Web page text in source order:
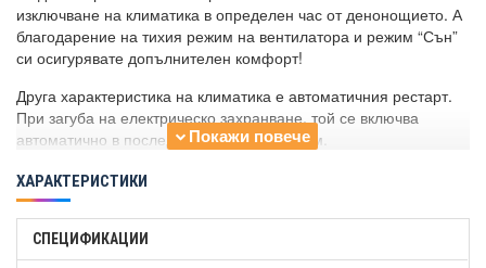
изключване на климатика в определен час от денонощието. А
благодарение на тихия режим на вентилатора и режим “Сън”
си осигурявате допълнителен комфорт!
Друга характеристика на климатика е автоматичния рестарт.
При загуба на електрическо захранване, той се включва
автоматично в последно зададения режим.
ХАРАКТЕРИСТИКИ
СПЕЦИФИКАЦИИ